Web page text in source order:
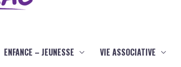
ENFANCE – JEUNESSE VIE ASSOCIATIVE